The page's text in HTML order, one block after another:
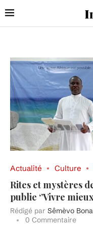
Actualité Culture
Rites et mystères
publie ‘’Vivre
Rédigé par Sêmèvo
0 Commentaire